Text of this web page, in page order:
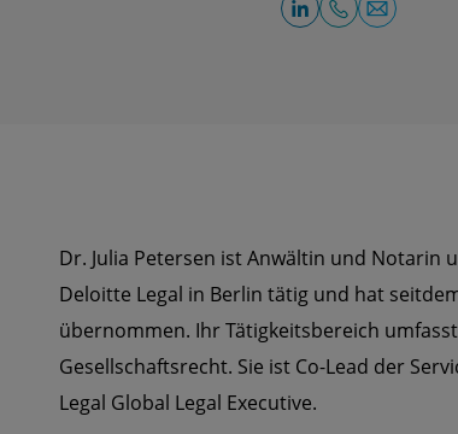
Dr. Julia Petersen ist Anwältin und Notarin
Deloitte Legal in Berlin tätig und hat
übernommen. Ihr Tätigkeitsbereich
Gesellschaftsrecht. Sie ist Co-Lead der
Legal Global Legal Executive.